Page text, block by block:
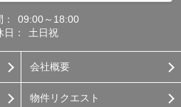
09:00～18:00
日：
土日祝
会社概要
物件リクエスト